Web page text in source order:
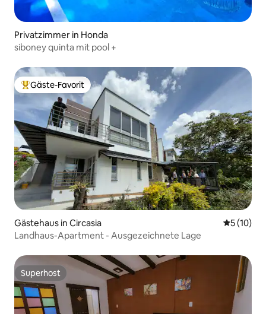
Privatzimmer in Honda
siboney quinta mit pool +
Beliebter Gäste-Favorit.
Gäste-Favorit
Gästehaus in Circasia
5 (10)
Landhaus-Apartment - Ausgezeichnete Lage
Superhost
Superhost